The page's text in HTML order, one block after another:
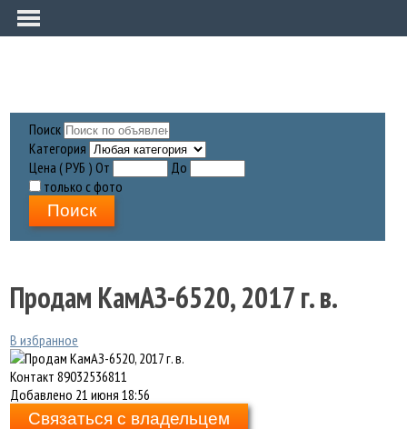
Поиск
Категория
Цена ( РУБ ) От
До
только с фото
Поиск
Продам КамАЗ-6520, 2017 г. в.
В избранное
Контакт 89032536811
Добавлено 21 июня 18:56
Связаться с владельцем